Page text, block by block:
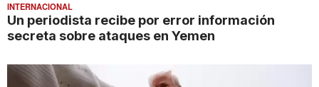
INTERNACIONAL
Un periodista recibe por error información
secreta sobre ataques en Yemen